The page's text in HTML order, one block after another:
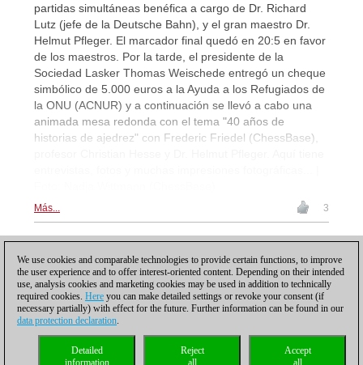
partidas simultáneas benéfica a cargo de Dr. Richard
Lutz (jefe de la Deutsche Bahn), y el gran maestro Dr.
Helmut Pfleger. El marcador final quedó en 20:5 en favor
de los maestros. Por la tarde, el presidente de la
Sociedad Lasker Thomas Weischede entregó un cheque
simbólico de 5.000 euros a la Ayuda a los Refugiados de
la ONU (ACNUR) y a continuación se llevó a cabo una
animada mesa redonda con el tema "40 años de
historias de ajedrez" con Frederic Friedel (ChessBase),
Más... 3
Política de privacidad |Para contactar Cookies Management
Licencias
Compliance Hotline
We use cookies and comparable technologies to provide certain functions, to improve
the user experience and to offer interest-oriented content. Depending on their intended
use, analysis cookies and marketing cookies may be used in addition to technically
required cookies. Here you can make detailed settings or revoke your consent (if
necessary partially) with effect for the future. Further information can be found in our
data protection declaration.
Accept
all
Reject
all
Detailed
information